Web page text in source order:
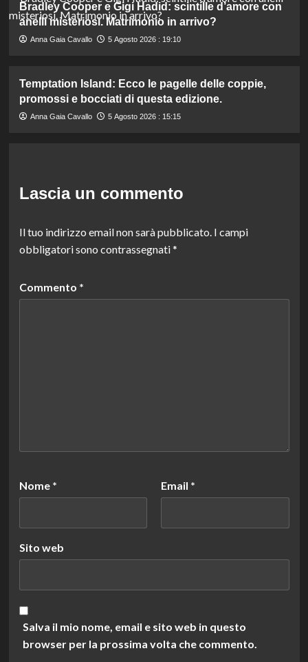
Bradley Cooper e Gigi Hadid: scintille d’amore con
anelli misteriosi. Matrimonio in arrivo?
Anna Gaia Cavallo 5 Agosto 2026 : 19:10
Temptation Island: Ecco le pagelle delle coppie,
promossi e bocciati di questa edizione.
Anna Gaia Cavallo 5 Agosto 2026 : 15:15
Lascia un commento
Il tuo indirizzo email non sarà pubblicato. I campi
obbligatori sono contrassegnati*
Commento *
Nome * Email *
Sito web
Salva il mio nome, email e sito web in questo
browser per la prossima volta che commento.